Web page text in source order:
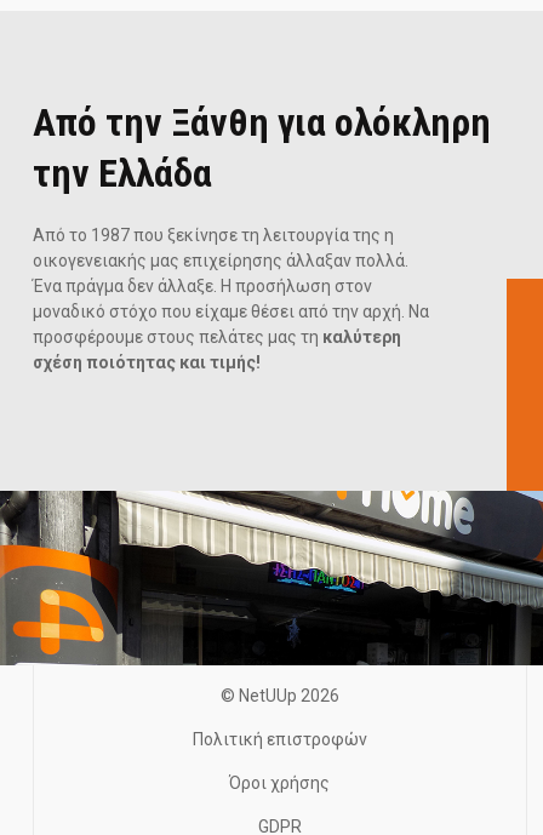
Από την Ξάνθη για ολόκληρη
την Ελλάδα
Από το 1987 που ξεκίνησε τη λειτουργία της η
οικογενειακής μας επιχείρησης άλλαξαν πολλά.
Ένα πράγμα δεν άλλαξε. Η προσήλωση στον
μοναδικό στόχο που είχαμε θέσει από την αρχή. Να
προσφέρουμε στους πελάτες μας τη καλύτερη
σχέση ποιότητας και τιμής!
© NetUUp 2026
Πολιτική επιστροφών
Όροι χρήσης
GDPR